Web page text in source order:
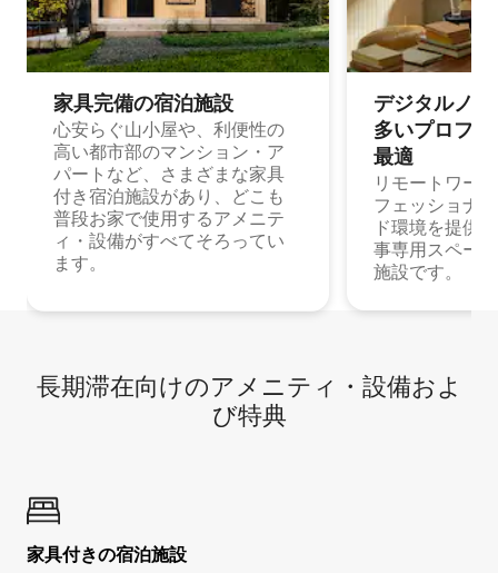
家具完備の宿⁠泊⁠施⁠設
心安らぐ山小屋や、利便性の
高い都市部のマンション・ア
パートなど、さまざまな家具
付き宿泊施設があり、どこも
普段お家で使用するアメニテ
ィ・設備がすべてそろってい
ます。
デジタルノ
多⁠いプ⁠ロ⁠フ⁠
最⁠適
リモートワー
フェッショナ
ド環境を提供
事専用スペー
施設です。
長期滞在向け⁠のア⁠メ⁠ニ⁠テ⁠ィ⁠・設⁠備⁠およ
び特⁠典
家具付き⁠の宿⁠泊⁠施⁠設